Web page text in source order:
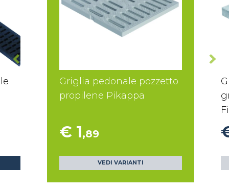
Griglia pedonale pozzetto
propilene Pikappa
€ 1,89
VEDI VARIANTI